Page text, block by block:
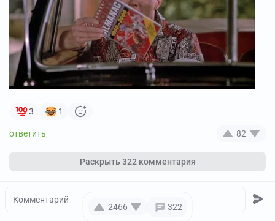
2466 322
3 1
82
Раскрыть322 комментария